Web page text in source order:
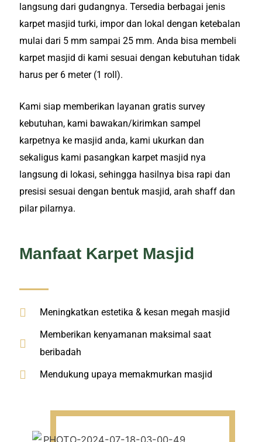
langsung dari gudangnya. Tersedia berbagai jenis
karpet masjid turki, impor dan lokal dengan ketebalan
mulai dari 5 mm sampai 25 mm. Anda bisa membeli
karpet masjid di kami sesuai dengan kebutuhan tidak
harus per 6 meter (1 roll).
Kami siap memberikan layanan gratis survey
kebutuhan, kami bawakan/kirimkan sampel
karpetnya ke masjid anda, kami ukurkan dan
sekaligus kami pasangkan karpet masjid nya
langsung di lokasi, sehingga hasilnya bisa rapi dan
presisi sesuai dengan bentuk masjid, arah shaff dan
pilar pilarnya.
Manfaat Karpet Masjid
Meningkatkan estetika & kesan megah masjid
Memberikan kenyamanan maksimal saat
beribadah
Mendukung upaya memakmurkan masjid